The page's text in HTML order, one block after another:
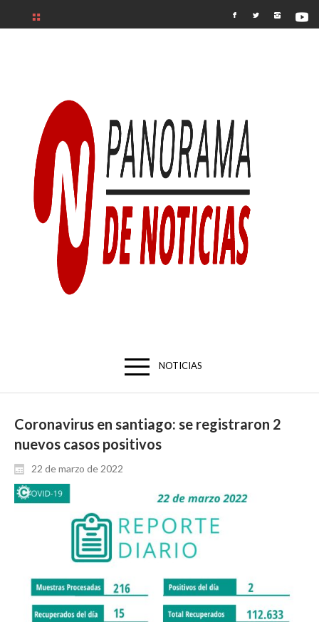
NOTICIAS
Coronavirus en santiago: se registraron 2
nuevos casos positivos
22 de marzo de 2022